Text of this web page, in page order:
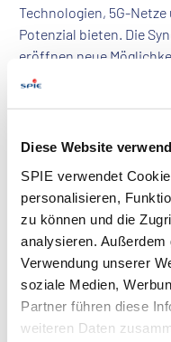
Diese Website
SPIE verwendet
personalisieren,
zu können und die
analysieren.
Verwendung unserer
soziale Medien,
Partner führen diese
weiteren Daten
Technologien, 5G-
Potenzial bieten. Die
eröffnen neue
Das spiegelt sich in
Siemens und SPIE
intelligente 360°Grad-
und implementiert.
Zusammengenommen
300 Jahre innovative
geschrieben. So war
ersten elektrischen
wenige Jahrzehnte
der Pariser Metro. In
heute auf Ökosystem-